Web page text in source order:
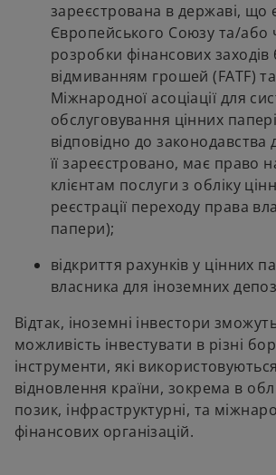
зареєстрована в державі, що
Європейського Союзу та/або
розробки фінансових
відмиванням грошей (FATF)
Міжнародної асоціації для
обслуговування цінних
відповідно до законодавства
її зареєстровано, має право
клієнтам послуги з обліку
реєстрації переходу права
папери);
відкриття рахунків у цінних
власника для іноземних
Відтак, іноземні інвестори
можливість інвестувати в різні
інструменти, які
відновлення країни, зокрема в
позик, інфраструктурні, та
фінансових організацій.